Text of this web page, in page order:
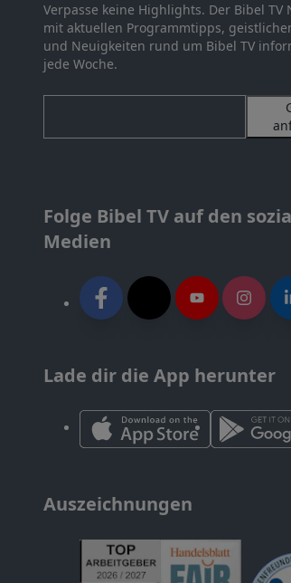
Verpasse keine Highlights. Der Bibel TV
mit aktuellen Programmtipps,
und Neuigkeiten rund um Bibel TV
jede Woche.
Folge Bibel TV auf den
Medien
Lade dir die App herunter
Auszeichnungen